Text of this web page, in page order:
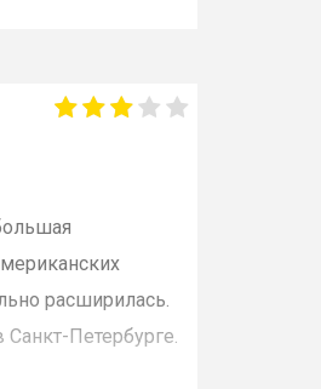
и
расширилась.
Петербурге.